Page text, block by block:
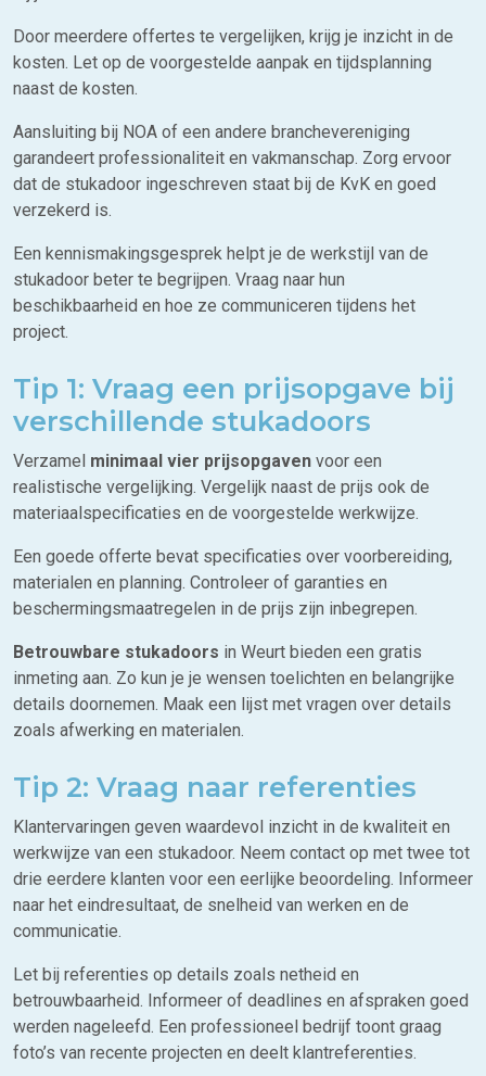
Door meerdere offertes te vergelijken, krijg je inzicht in de
kosten. Let op de voorgestelde aanpak en tijdsplanning
naast de kosten.
Aansluiting bij NOA of een andere branchevereniging
garandeert professionaliteit en vakmanschap. Zorg ervoor
dat de stukadoor ingeschreven staat bij de KvK en goed
verzekerd is.
Een kennismakingsgesprek helpt je de werkstijl van de
stukadoor beter te begrijpen. Vraag naar hun
beschikbaarheid en hoe ze communiceren tijdens het
project.
Tip 1: Vraag een prijsopgave bij
verschillende stukadoors
Verzamel minimaal vier prijsopgaven voor een
realistische vergelijking. Vergelijk naast de prijs ook de
materiaalspecificaties en de voorgestelde werkwijze.
Een goede offerte bevat specificaties over voorbereiding,
materialen en planning. Controleer of garanties en
beschermingsmaatregelen in de prijs zijn inbegrepen.
Betrouwbare stukadoors in Weurt bieden een gratis
inmeting aan. Zo kun je je wensen toelichten en belangrijke
details doornemen. Maak een lijst met vragen over details
zoals afwerking en materialen.
Tip 2: Vraag naar referenties
Klantervaringen geven waardevol inzicht in de kwaliteit en
werkwijze van een stukadoor. Neem contact op met twee tot
drie eerdere klanten voor een eerlijke beoordeling. Informeer
naar het eindresultaat, de snelheid van werken en de
communicatie.
Let bij referenties op details zoals netheid en
betrouwbaarheid. Informeer of deadlines en afspraken goed
werden nageleefd. Een professioneel bedrijf toont graag
foto’s van recente projecten en deelt klantreferenties.